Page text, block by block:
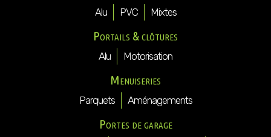
Alu PVC Mixtes
Portails & clôtures
Alu Motorisation
Menuiseries
Parquets Aménagements
Portes de garage